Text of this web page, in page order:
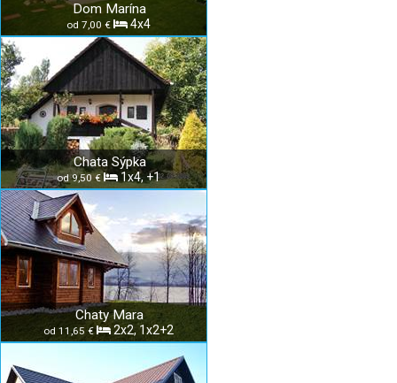
Dom Marína
od 7,00 € 4x4
Chata Sýpka
od 9,50 € 1x4, +1
Chaty Mara
od 11,65 € 2x2, 1x2+2